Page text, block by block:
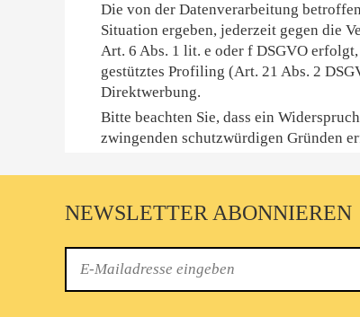
Die von der Datenverarbeitung
Situation ergeben, jederzeit gegen die
Art. 6 Abs. 1 lit. e oder f DSGVO
gestütztes Profiling (Art. 21 Abs. 2
Direktwerbung.
Bitte beachten Sie, dass ein
zwingenden schutzwürdigen Gründen
NEWSLETTER ABONNIEREN
Mail